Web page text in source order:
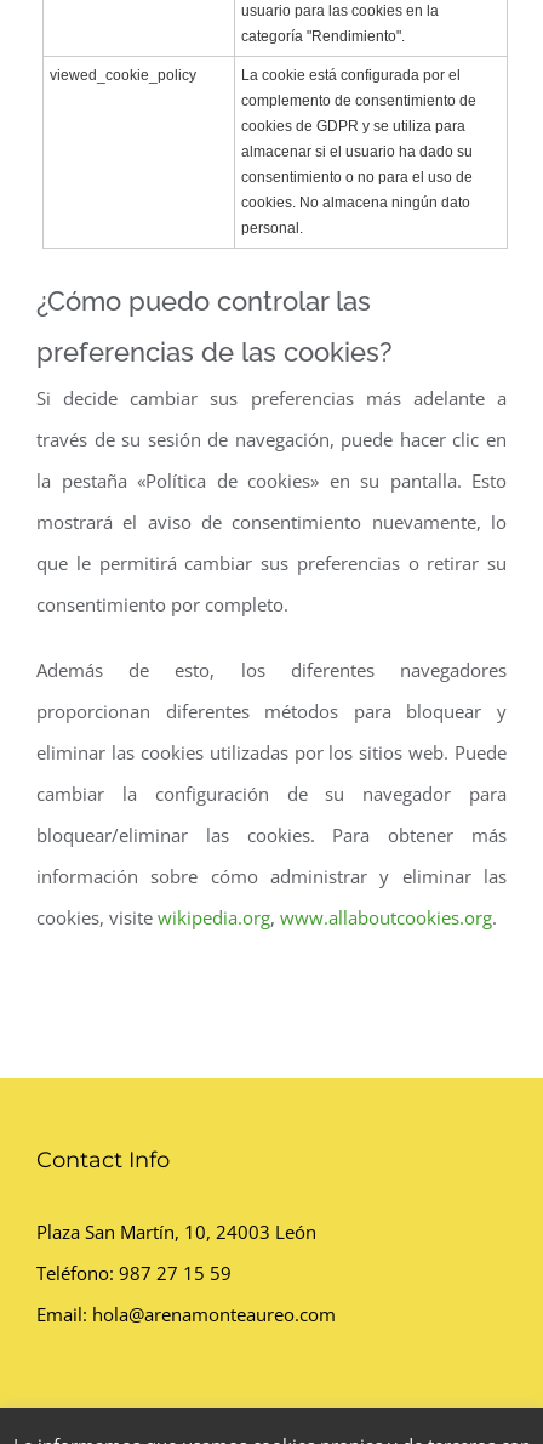
usuario para las cookies en la
categoría "Rendimiento".
viewed_cookie_policy
La cookie está configurada por el
complemento de consentimiento de
cookies de GDPR y se utiliza para
almacenar si el usuario ha dado su
consentimiento o no para el uso de
cookies. No almacena ningún dato
personal.
¿Cómo puedo controlar las
preferencias de las cookies?
Si decide cambiar sus preferencias más adelante a
través de su sesión de navegación, puede hacer clic en
la pestaña «Política de cookies» en su pantalla. Esto
mostrará el aviso de consentimiento nuevamente, lo
que le permitirá cambiar sus preferencias o retirar su
consentimiento por completo.
Además de esto, los diferentes navegadores
proporcionan diferentes métodos para bloquear y
eliminar las cookies utilizadas por los sitios web. Puede
cambiar la configuración de su navegador para
bloquear/eliminar las cookies. Para obtener más
información sobre cómo administrar y eliminar las
cookies, visite wikipedia.org, www.allaboutcookies.org.
Contact Info
Plaza San Martín, 10, 24003 León
Teléfono: 987 27 15 59
Email: hola@arenamonteaureo.com
Política de privacidad|Aviso legal|Política de cookies